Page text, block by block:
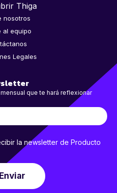
Thiga
nosotros
al equipo
Legales
que te hará reflexionar
la newsletter de Producto